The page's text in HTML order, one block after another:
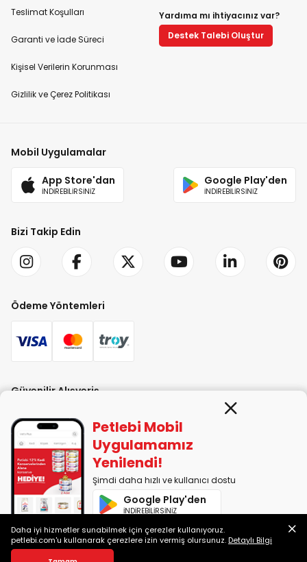
Teslimat Koşulları
Garanti ve İade Süreci
Kişisel Verilerin Korunması
Gizlilik ve Çerez Politikası
Yardıma mı ihtiyacınız var?
Destek Talebi Oluştur
Mobil Uygulamalar
App Store'dan
İNDİREBİLİRSİNİZ
Google Play'den
İNDİREBİLİRSİNİZ
Bizi Takip Edin
Ödeme Yöntemleri
Güvenilir Alışveriş
PETLEBİ EVCİL HAYVAN ÜRÜNLERİ PAZ. SAN. TİC. LTD. ŞTİ. Alaşarköy Mah.
1. Alaşar Cad. No: 9 Osmangazi/Bursa
2014-2026 © petlebi.com v11.89.0
Petlebi Mobil
Uygulamamız
Yenilendi!
Şimdi daha hızlı ve kullanıcı dostu
Google Play'den
İNDİREBİLİRSİNİZ
App Store'dan
Daha iyi hizmetler sunabilmek için çerezler kullanıyoruz.
petlebi.com'u kullanarak çerezlere izin vermiş olursunuz.Detaylı Bilgi